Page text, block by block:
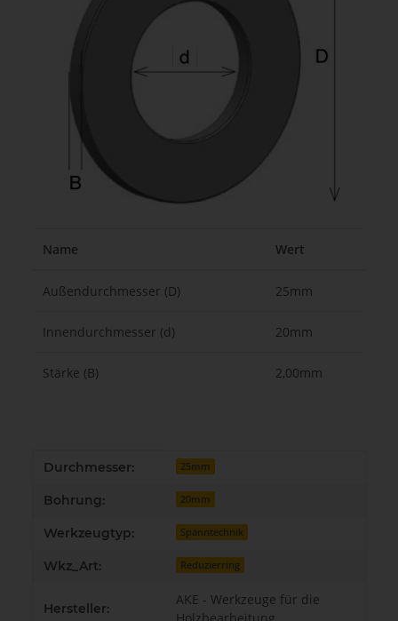
Name Wert
Außendurchmesser (D) 25mm
Innendurchmesser (d) 20mm
Stärke (B) 2,00mm
Produkteigenschaft
Wert
Durchmesser: 25mm
Bohrung: 20mm
Werkzeugtyp: Spanntechnik
Wkz_Art: Reduzierring
Hersteller:
AKE - Werkzeuge für die